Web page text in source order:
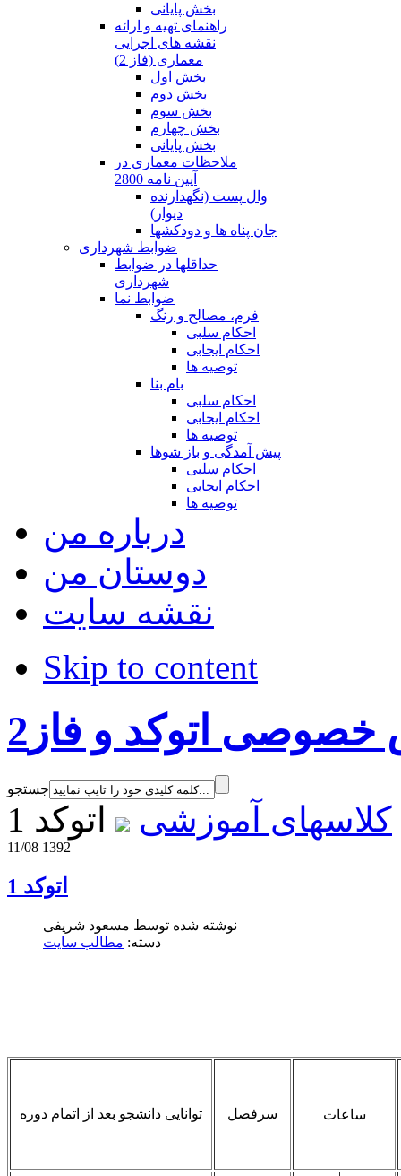
بخش پایانی
راهنمای تهیه و ارائه
نقشه های اجرایی
معماری (فاز 2)
بخش اول
بخش دوم
بخش سوم
بخش چهارم
بخش پایانی
ملاحظات معماری در
آیین نامه 2800
وال پست (نگهدارنده
دیوار)
جان پناه ها و دودکشها
ضوابط شهرداری
حداقلها در ضوابط
شهرداری
ضوابط نما
فرم، مصالح و رنگ
احکام سلبی
احکام ایجابی
توصیه ها
بام بنا
احکام سلبی
احکام ایجابی
توصیه ها
پیش آمدگی و باز شوها
احکام سلبی
احکام ایجابی
توصیه ها
درباره من
دوستان من
نقشه سایت
Skip to content
اتوکد و فاز2
جستجو
کلاسهای آموزشی اتوکد 1
11/08 1392
اتوکد 1
نوشته شده توسط مسعود شریفی
دسته: مطالب سایت
توانایی دانشجو بعد از اتمام دوره سرفصل ساعات